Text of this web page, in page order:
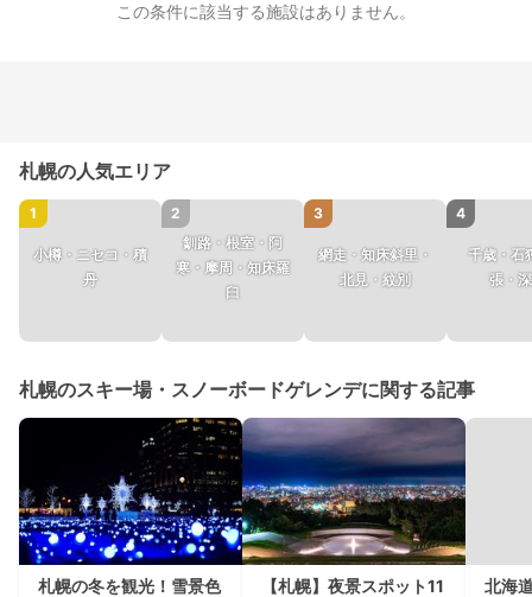
この条件に該当する施設はありません。
札幌の人気エリア
1
小樽・ニセコ・積
丹
2
釧路・根室・阿
寒・摩周・知床羅
臼
3
網走・知床斜里・
北見・紋別
4
千歳・石
張・
札幌のスキー場・スノーボードゲレンデに関する記事
札幌の冬を観光！雪景色
【札幌】夜景スポット11
北海